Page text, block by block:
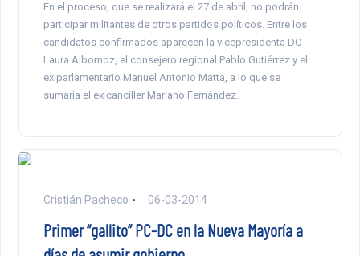
En el proceso, que se realizará el 27 de abril, no podrán
participar militantes de otros partidos políticos. Entre los
candidatos confirmados aparecen la vicepresidenta DC
Laura Albornoz, el consejero regional Pablo Gutiérrez y el
ex parlamentario Manuel Antonio Matta, a lo que se
sumaría el ex canciller Mariano Fernández.
Cristián Pacheco 06-03-2014
Primer “gallito” PC-DC en la Nueva Mayoría a